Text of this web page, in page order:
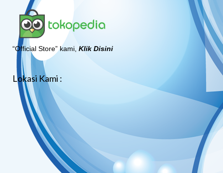
“Official Store” kami, Klik Disini
Lokasi Kami :